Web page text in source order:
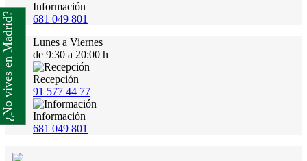
Información
681 049 801
Lunes a Viernes
de 9:30 a 20:00 h
Recepción
91 577 44 77
Información
681 049 801
¿No vives en Madrid?